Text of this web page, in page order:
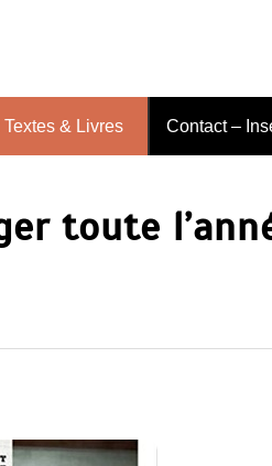
& Livres Contact –
toute